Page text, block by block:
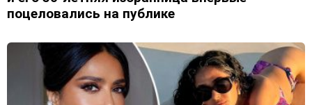
поцеловались на публике